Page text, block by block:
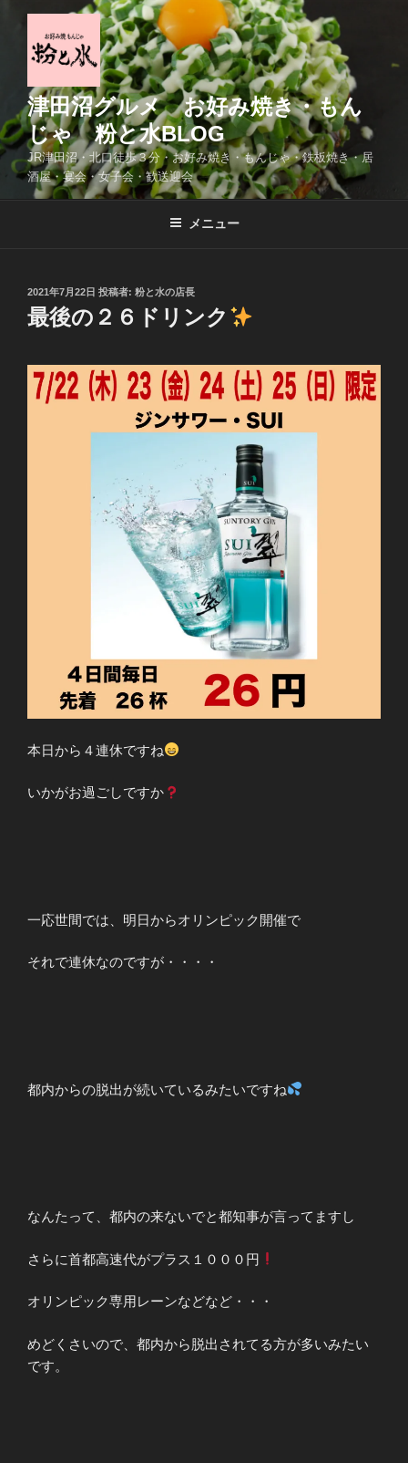
へ
ス
キ
津田沼グルメ お好み焼き・もん
じゃ 粉と水BLOG
JR津田沼・北口徒歩３分・お好み焼き・もんじゃ・鉄板焼き・居
酒屋・宴会・女子会・歓送迎会
メニュー
投
稿
日:
2021年7月22日 投稿者: 粉と水の店長
最後の２６ドリンク
本日から４連休ですね
いかがお過ごしですか
一応世間では、明日からオリンピック開催で
それで連休なのですが・・・・
都内からの脱出が続いているみたいですね
なんたって、都内の来ないでと都知事が言ってますし
さらに首都高速代がプラス１０００円
オリンピック専用レーンなどなど・・・
めどくさいので、都内から脱出されてる方が多いみたい
です。